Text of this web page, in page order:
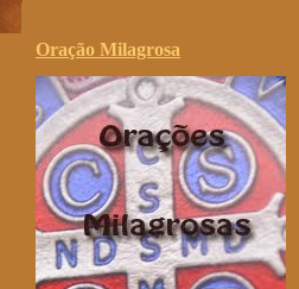
Oração Milagrosa